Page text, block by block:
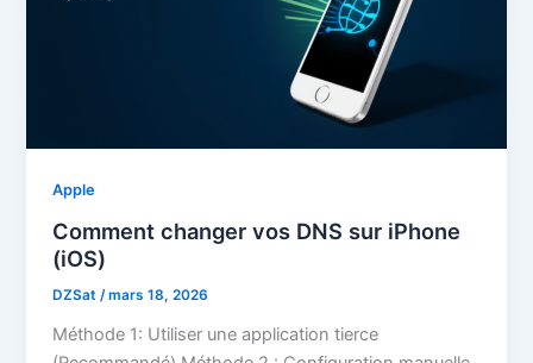
Apple
Comment changer vos DNS sur iPhone
(iOS)
DZSat /mars 18, 2026
Méthode 1: Utiliser une application tierce